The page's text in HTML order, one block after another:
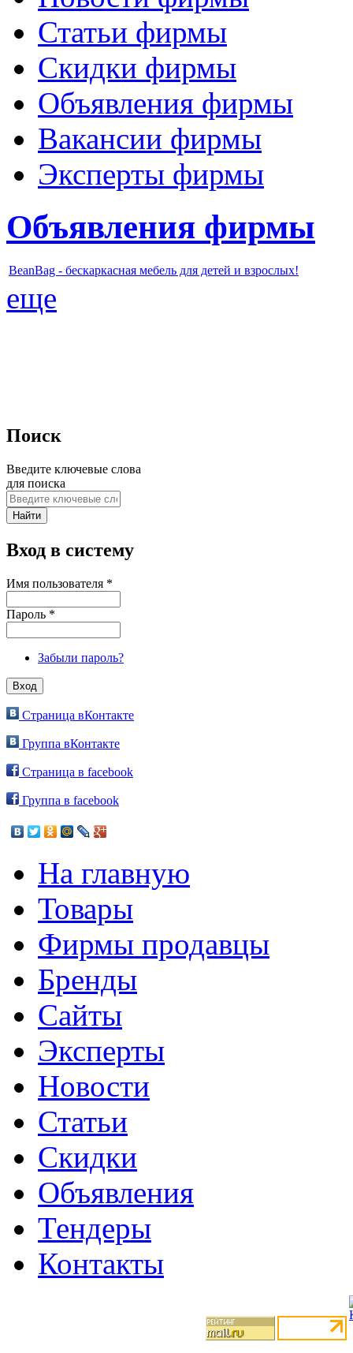
Статьи фирмы
Скидки фирмы
Объявления фирмы
Вакансии фирмы
Эксперты фирмы
Объявления фирмы
BeanBag - бескаркасная мебель для детей и взрослых!
еще
Поиск
Введите ключевые слова
для поиска
Вход в систему
Имя пользователя *
Пароль *
Забыли пароль?
Страница вКонтакте
Группа вКонтакте
Страница в facebook
Группа в facebook
На главную
Товары
Фирмы продавцы
Бренды
Сайты
Эксперты
Новости
Статьи
Скидки
Объявления
Тендеры
Контакты